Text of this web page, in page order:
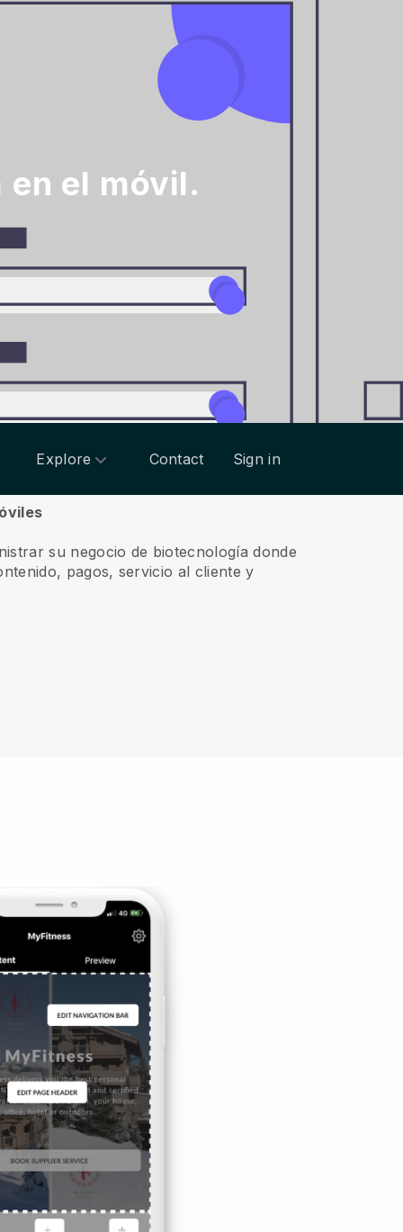
el móvil.
Explore Contact Sign in
su negocio de biotecnología donde
pagos, servicio al cliente y